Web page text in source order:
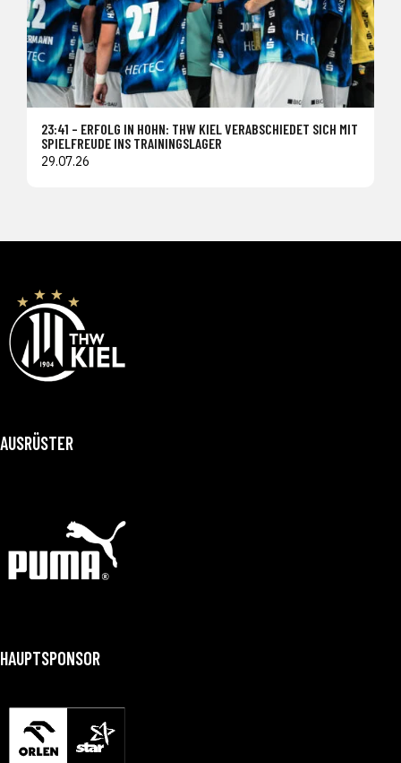
23:41 – ERFOLG IN HOHN: THW KIEL VERABSCHIEDET SICH MIT
SPIELFREUDE INS TRAININGSLAGER
29.07.26
AUSRÜSTER
HAUPTSPONSOR